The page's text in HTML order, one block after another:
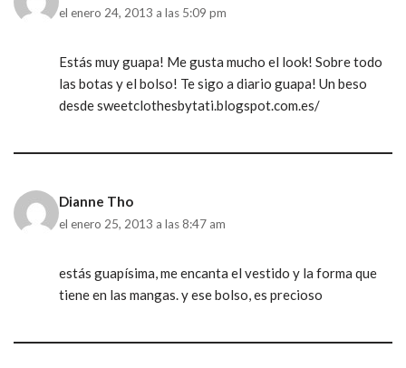
el enero 24, 2013 a las 5:09 pm
Estás muy guapa! Me gusta mucho el look! Sobre todo
las botas y el bolso! Te sigo a diario guapa! Un beso
desde sweetclothesbytati.blogspot.com.es/
Dianne Tho
el enero 25, 2013 a las 8:47 am
estás guapísima, me encanta el vestido y la forma que
tiene en las mangas. y ese bolso, es precioso